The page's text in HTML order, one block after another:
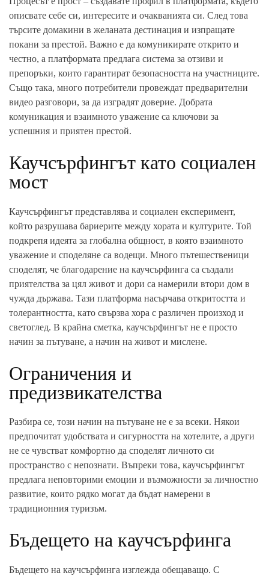
описвате себе си, интересите и очакванията си. След това
търсите домакини в желаната дестинация и изпращате
покани за престой. Важно е да комуникирате открито и
честно, а платформата предлага система за отзиви и
препоръки, които гарантират безопасността на участниците.
Също така, много потребители провеждат предварителни
видео разговори, за да изградят доверие. Добрата
комуникация и взаимното уважение са ключови за
успешния и приятен престой.
Каучсърфингът като социален
мост
Каучсърфингът представлява и социален експеримент,
който разрушава бариерите между хората и културите. Той
подкрепя идеята за глобална общност, в която взаимното
уважение и споделяне са водещи. Много пътешественици
споделят, че благодарение на каучсърфинга са създали
приятелства за цял живот и дори са намерили втори дом в
чужда държава. Тази платформа насърчава откритостта и
толерантността, като свързва хора с различен произход и
светоглед. В крайна сметка, каучсърфингът не е просто
начин за пътуване, а начин на живот и мислене.
Ограничения и
предизвикателства
Разбира се, този начин на пътуване не е за всеки. Някои
предпочитат удобствата и сигурността на хотелите, а други
не се чувстват комфортно да споделят личното си
пространство с непознати. Въпреки това, каучсърфингът
предлага неповторими емоции и възможности за личностно
развитие, които рядко могат да бъдат намерени в
традиционния туризъм.
Бъдещето на каучсърфинга
Бъдещето на каучсърфинга изглежда обещаващо. С